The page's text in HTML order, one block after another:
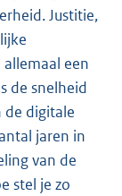
Justitie,
een
de snelheid
de digitale
jaren in
van de
stel je zo